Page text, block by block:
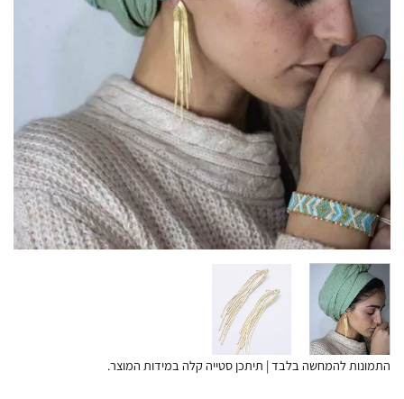
התמונות להמחשה בלבד | תיתכן סטייה קלה במידות המוצר.